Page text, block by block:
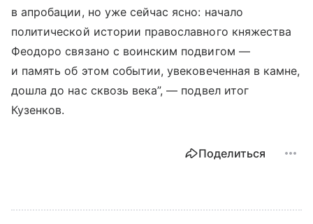
в апробации, но уже сейчас ясно: начало
политической истории православного княжества
Феодоро связано с воинским подвигом —
и память об этом событии, увековеченная в камне,
дошла до нас сквозь века”, — подвел итог
Кузенков.
Поделиться